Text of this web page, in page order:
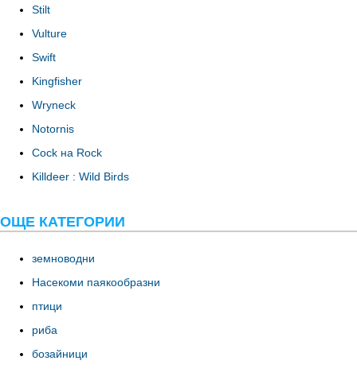
Stilt
Vulture
Swift
Kingfisher
Wryneck
Notornis
Cock на Rock
Killdeer : Wild Birds
ОЩЕ КАТЕГОРИИ
земноводни
Насекоми паякообразни
птици
риба
бозайници